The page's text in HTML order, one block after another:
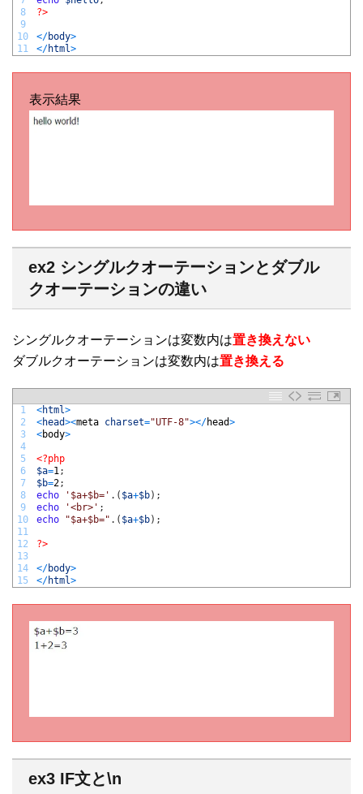
8
9
10
11
?>
</body>
</html>
表示結果
ex2 シングルクオーテーションとダブル
クオーテーションの違い
シングルクオーテーションは変数内は置き換えない
ダブルクオーテーションは変数内は置き換える
1
2
3
4
5
6
7
8
9
10
11
12
13
14
15
<html>
<head><meta charset="UTF-8"></head>
<body>
<?php
$a=1;
$b=2;
echo
'$a+$b=' . ( $a+$b) ;
echo
'<br>' ;
echo
"$a+$b=" . ( $a+$b) ;
?>
</body>
</html>
ex3 IF文と\n